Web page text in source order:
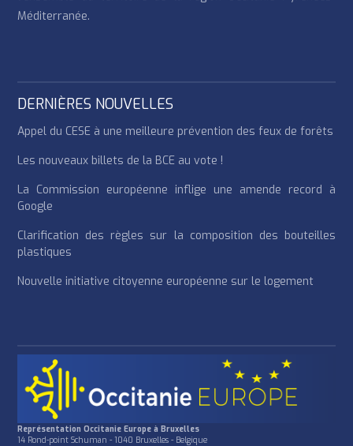
Méditerranée.
DERNIÈRES NOUVELLES
Appel du CESE à une meilleure prévention des feux de forêts
Les nouveaux billets de la BCE au vote !
La Commission européenne inflige une amende record à
Google
Clarification des règles sur la composition des bouteilles
plastiques
Nouvelle initiative citoyenne européenne sur le logement
Représentation Occitanie Europe à Bruxelles
14 Rond-point Schuman - 1040 Bruxelles - Belgique